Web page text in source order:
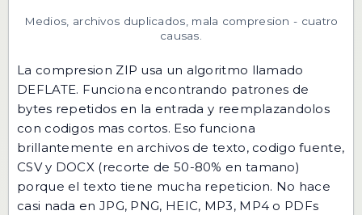
Medios, archivos duplicados, mala compresion - cuatro
causas.
La compresion ZIP usa un algoritmo llamado
DEFLATE. Funciona encontrando patrones de
bytes repetidos en la entrada y reemplazandolos
con codigos mas cortos. Eso funciona
brillantemente en archivos de texto, codigo fuente,
CSV y DOCX (recorte de 50-80% en tamano)
porque el texto tiene mucha repeticion. No hace
casi nada en JPG, PNG, HEIC, MP3, MP4 o PDFs